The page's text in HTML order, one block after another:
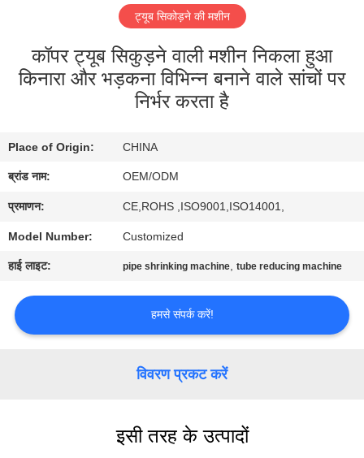
भ्रमण
संपर्क
करें
समाचार
मामलों
ट्यूब सिकोड़ने की मशीन
कॉपर ट्यूब सिकुड़ने वाली मशीन निकला हुआ
किनारा और भड़कना विभिन्न बनाने वाले सांचों पर
निर्भर करता है
Place of Origin: CHINA
ब्रांड नाम: OEM/ODM
प्रमाणन: CE,ROHS ,ISO9001,ISO14001,
Model Number: Customized
हाई लाइट: pipe shrinking machine,tube reducing machine
हमसे संपर्क करें!
विवरण प्रकट करें
इसी तरह के उत्पादों